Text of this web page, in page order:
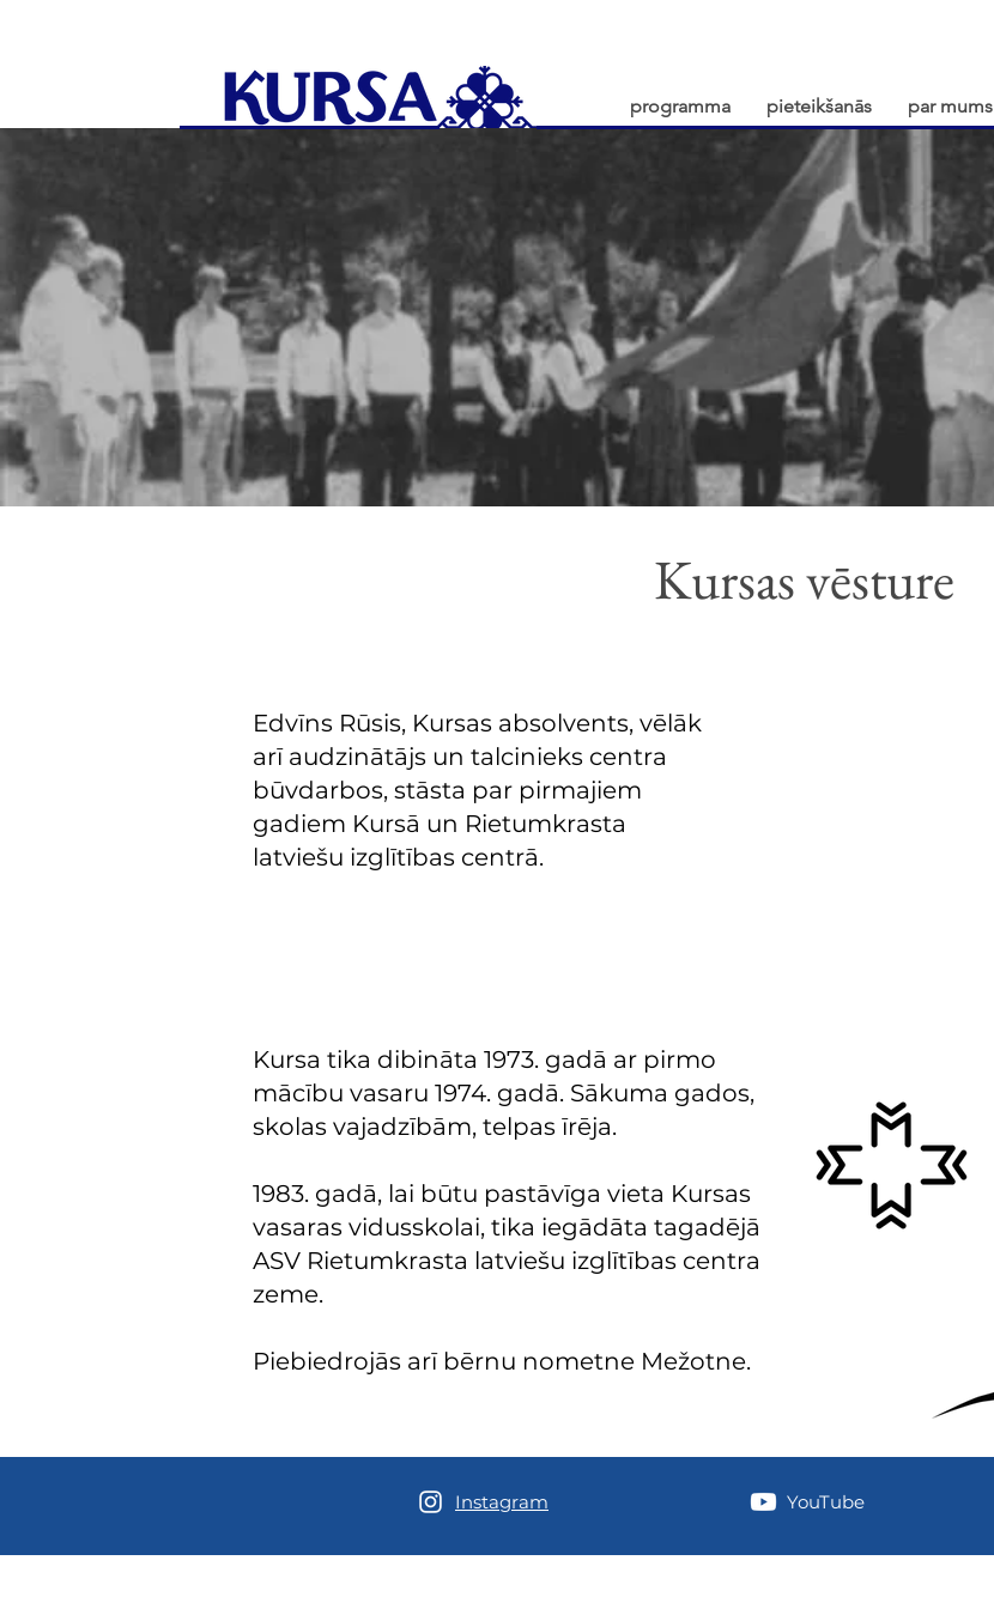
programma pieteikšanās par mums
Kursas vēsture
Edvīns Rūsis, Kursas absolvents, vēlāk
arī audzinātājs un talcinieks centra
būvdarbos, stāsta par pirmajiem
gadiem Kursā un Rietumkrasta
latviešu izglītības centrā.
Kursa tika dibināta 1973. gadā ar pirmo
mācību vasaru 1974. gadā. Sākuma gados,
skolas vajadzībām, telpas īrēja.
1983. gadā, lai būtu pastāvīga vieta Kursas
vasaras vidusskolai, tika iegādāta tagadējā
ASV Rietumkrasta latviešu izglītības centra
zeme.
Piebiedrojās arī bērnu nometne Mežotne.
Instagram YouTube